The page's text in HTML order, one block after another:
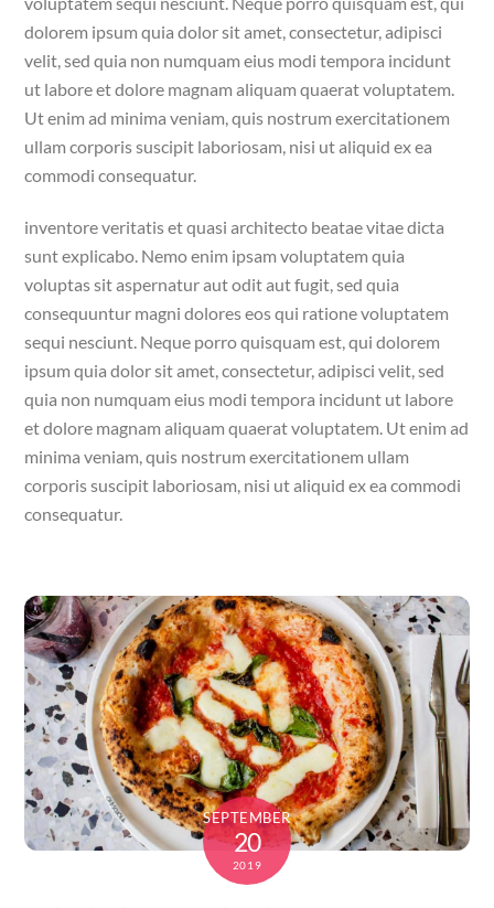
dolorem ipsum quia dolor sit amet, consectetur, adipisci
velit, sed quia non numquam eius modi tempora incidunt
ut labore et dolore magnam aliquam quaerat voluptatem.
Ut enim ad minima veniam, quis nostrum exercitationem
ullam corporis suscipit laboriosam, nisi ut aliquid ex ea
commodi consequatur.
inventore veritatis et quasi architecto beatae vitae dicta
sunt explicabo. Nemo enim ipsam voluptatem quia
voluptas sit aspernatur aut odit aut fugit, sed quia
consequuntur magni dolores eos qui ratione voluptatem
sequi nesciunt. Neque porro quisquam est, qui dolorem
ipsum quia dolor sit amet, consectetur, adipisci velit, sed
quia non numquam eius modi tempora incidunt ut labore
et dolore magnam aliquam quaerat voluptatem. Ut enim ad
minima veniam, quis nostrum exercitationem ullam
corporis suscipit laboriosam, nisi ut aliquid ex ea commodi
consequatur.
SEPTEMBER
20
2019